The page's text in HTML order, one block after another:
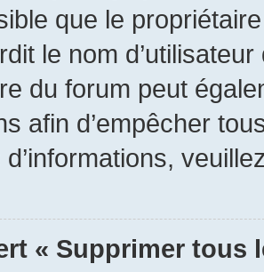
que le
le nom
du forum peut
afin d’empêcher
d’informations,
« Supprimer tous